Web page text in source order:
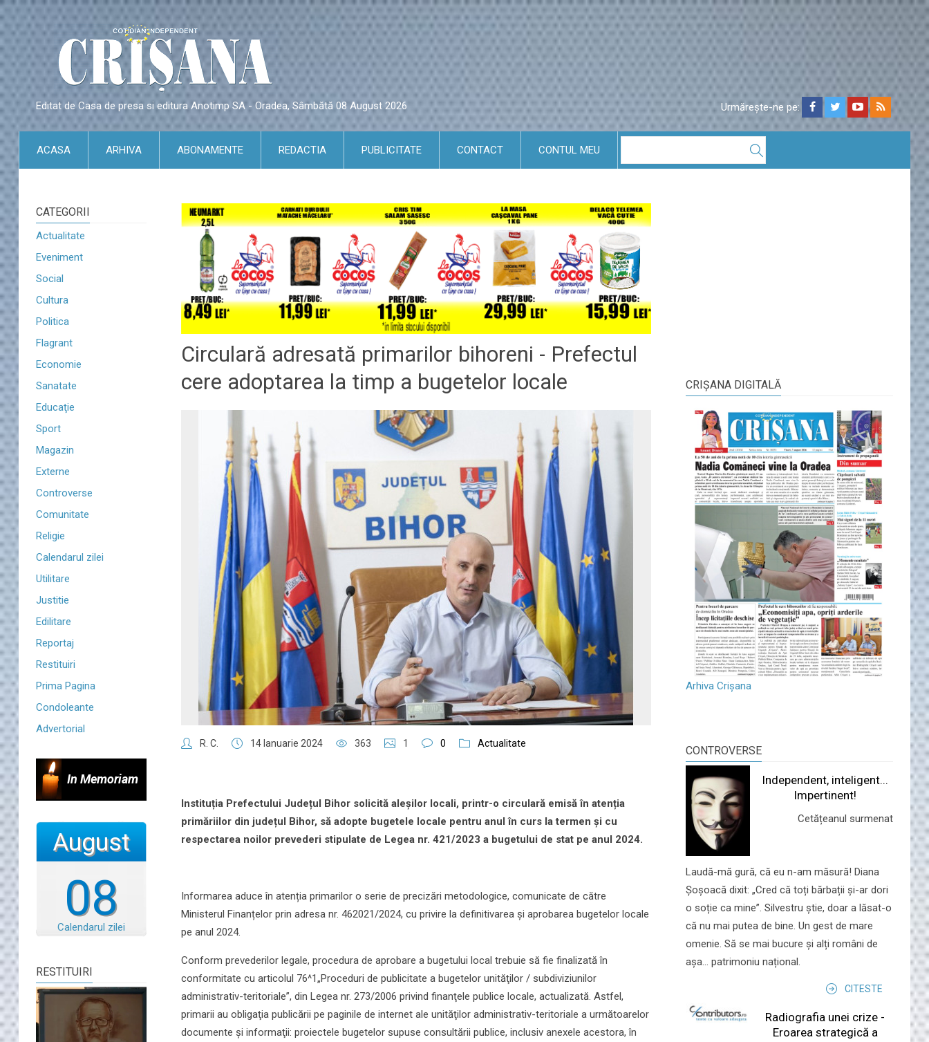
Editat de Casa de presa si editura Anotimp SA - Oradea, Sâmbătă 08 August 2026 Urmărește-ne pe:
ACASA ARHIVA ABONAMENTE REDACTIA PUBLICITATE CONTACT CONTUL MEU
CATEGORII
Actualitate
Eveniment
Social
Cultura
Politica
Flagrant
Economie
Sanatate
Educaţie
Sport
Magazin
Externe
Controverse
Comunitate
Religie
Calendarul zilei
Utilitare
Justitie
Edilitare
Reportaj
Restituiri
Prima Pagina
Condoleante
Advertorial
In Memoriam
08
August
Calendarul zilei
RESTITUIRI
Circulară adresată primarilor bihoreni - Prefectul
cere adoptarea la timp a bugetelor locale
R. C. 14 Ianuarie 2024 363 1 0 Actualitate
Instituția Prefectului Județul Bihor solicită aleșilor locali, printr-o circulară emisă în atenția
primăriilor din județul Bihor, să adopte bugetele locale pentru anul în curs la termen și cu
respectarea noilor prevederi stipulate de Legea nr. 421/2023 a bugetului de stat pe anul 2024.
Informarea aduce în atenția primarilor o serie de precizări metodologice, comunicate de către
Ministerul Finanțelor prin adresa nr. 462021/2024, cu privire la definitivarea și aprobarea bugetelor locale
pe anul 2024.
Conform prevederilor legale, procedura de aprobare a bugetului local trebuie să fie finalizată în
conformitate cu articolul 76^1„Proceduri de publicitate a bugetelor unităţilor / subdiviziunilor
administrativ-teritoriale”, din Legea nr. 273/2006 privind finanţele publice locale, actualizată. Astfel,
primarii au obligaţia publicării pe paginile de internet ale unităţilor administrativ-teritoriale a următoarelor
documente şi informaţii: proiectele bugetelor supuse consultării publice, inclusiv anexele acestora, în
CRIŞANA DIGITALĂ
Arhiva Crișana
CONTROVERSE
Independent, inteligent...
Impertinent!
Cetățeanul surmenat
Laudă-mă gură, că eu n-am măsură! Diana
Șoșoacă dixit: „Cred că toți bărbații și-ar dori
o soție ca mine”. Silvestru știe, doar a lăsat-o
că nu mai putea de bine. Un gest de mare
omenie. Să se mai bucure și alți români de
așa... patrimoniu național.
CITESTE
Radiografia unei crize -
Eroarea strategică a